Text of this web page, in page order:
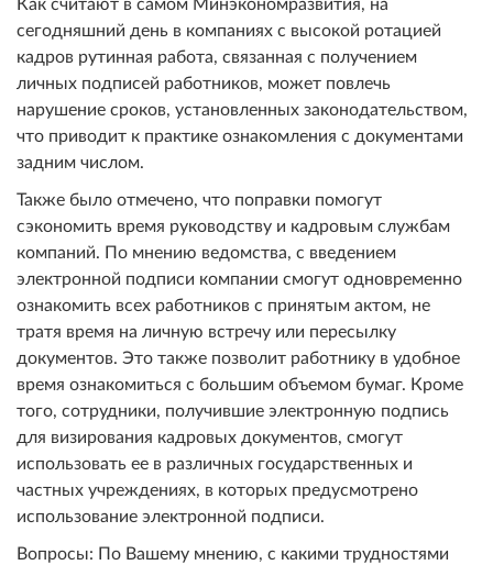
сегодняшний день в компаниях с высокой ротацией
кадров рутинная работа, связанная с получением
личных подписей работников, может повлечь
нарушение сроков, установленных законодательством,
что приводит к практике ознакомления с документами
задним числом.
Также было отмечено, что поправки помогут
сэкономить время руководству и кадровым службам
компаний. По мнению ведомства, с введением
электронной подписи компании смогут одновременно
ознакомить всех работников с принятым актом, не
тратя время на личную встречу или пересылку
документов. Это также позволит работнику в удобное
время ознакомиться с большим объемом бумаг. Кроме
того, сотрудники, получившие электронную подпись
для визирования кадровых документов, смогут
использовать ее в различных государственных и
частных учреждениях, в которых предусмотрено
использование электронной подписи.
Вопросы: По Вашему мнению, с какими трудностями